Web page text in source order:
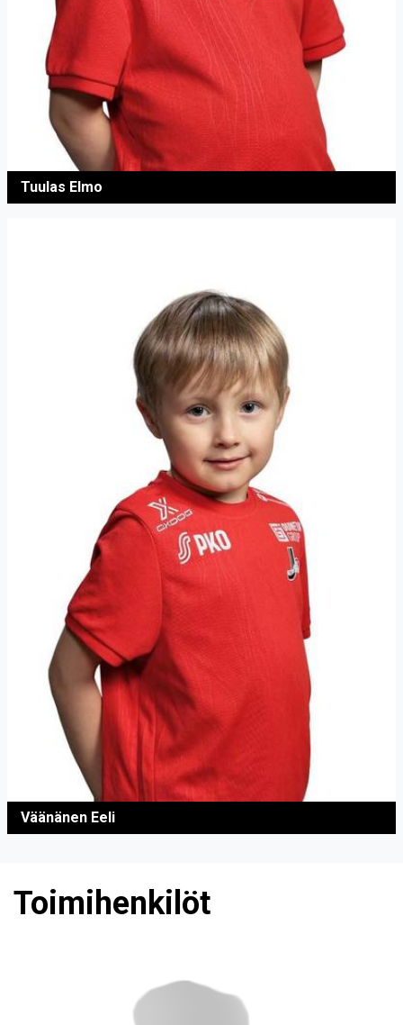
Tuulas Elmo
Väänänen Eeli
Toimihenkilöt